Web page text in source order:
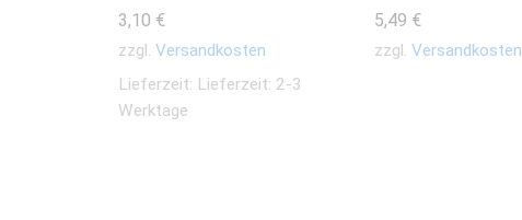
3,10 €
zzgl. Versandkosten
Lieferzeit: Lieferzeit: 2-3
Werktage
5,49 €
zzgl. Versandkosten